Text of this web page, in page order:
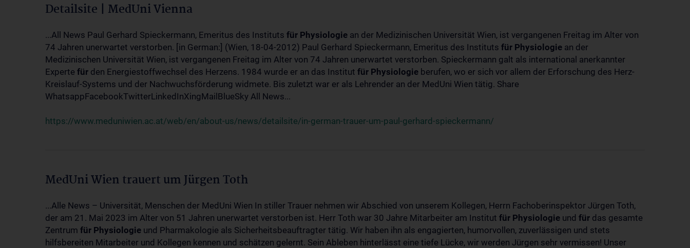
Detailsite | MedUni Vienna
...All News Paul Gerhard Spieckermann, Emeritus des Instituts für Physiologie an der Medizinischen Universität Wien, ist vergangenen Freitag im Alter von
74 Jahren unerwartet verstorben. [in German:] (Wien, 18-04-2012) Paul Gerhard Spieckermann, Emeritus des Instituts für Physiologie an der
Medizinischen Universität Wien, ist vergangenen Freitag im Alter von 74 Jahren unerwartet verstorben. Spieckermann galt als international anerkannter
Experte für den Energiestoffwechsel des Herzens. 1984 wurde er an das Institut für Physiologie berufen, wo er sich vor allem der Erforschung des Herz-
Kreislauf-Systems und der Nachwuchsförderung widmete. Bis zuletzt war er als Lehrender an der MedUni Wien tätig. Share
WhatsappFacebookTwitterLinkedInXingMailBlueSky All News...
https://www.meduniwien.ac.at/web/en/about-us/news/detailsite/in-german-trauer-um-paul-gerhard-spieckermann/
MedUni Wien trauert um Jürgen Toth
...Alle News – Universität, Menschen der MedUni Wien In stiller Trauer nehmen wir Abschied von unserem Kollegen, Herrn Fachoberinspektor Jürgen Toth,
der am 21. Mai 2023 im Alter von 51 Jahren unerwartet verstorben ist. Herr Toth war 30 Jahre Mitarbeiter am Institut für Physiologie und für das gesamte
Zentrum für Physiologie und Pharmakologie als Sicherheitsbeauftragter tätig. Wir haben ihn als engagierten, humorvollen, zuverlässigen und stets
hilfsbereiten Mitarbeiter und Kollegen kennen und schätzen gelernt. Sein Ableben hinterlässt eine tiefe Lücke, wir werden Jürgen sehr vermissen! Unser